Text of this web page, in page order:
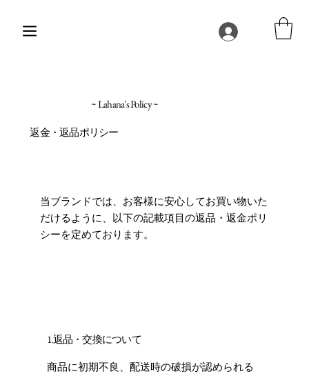
~ Lahana's Policy ~
返金・返品ポリシー
当ブランドでは、お客様に安心してお買い物いた
だけるように、以下の記載項目の返品・返金ポリ
シーを定めております。
1.返品・交換について
商品に初期不良、配送時の破損が認められる